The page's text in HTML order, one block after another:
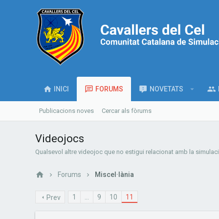
INICI FORUMS NOVETATS
Publicacions noves Cercar als fòrums
Videojocs
Qualsevol altre videojoc que no estigui relacionat amb la
Forums Miscel·lània
Prev 1 ... 9 10 11